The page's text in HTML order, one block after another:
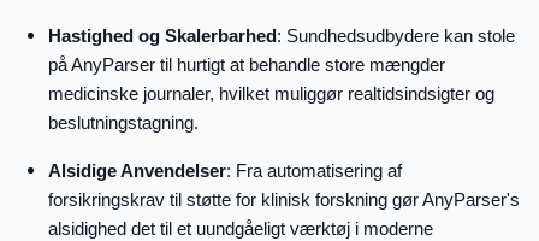
Hastighed og Skalerbarhed: Sundhedsudbydere kan stole
på AnyParser til hurtigt at behandle store mængder
medicinske journaler, hvilket muliggør realtidsindsigter og
beslutningstagning.
Alsidige Anvendelser: Fra automatisering af
forsikringskrav til støtte for klinisk forskning gør AnyParser's
alsidighed det til et uundgåeligt værktøj i moderne